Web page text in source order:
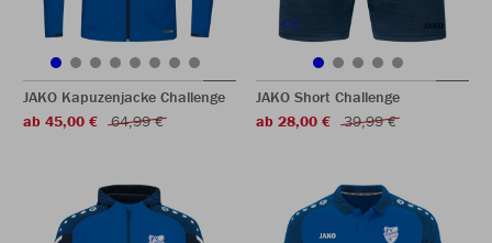
JAKO Kapuzenjacke Challenge
ab 45,00 €
64,99 €
JAKO Short Challenge
ab 28,00 €
39,99 €